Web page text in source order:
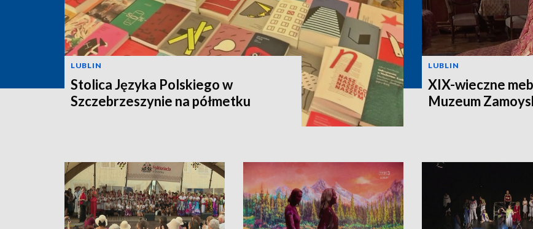
LUBLIN
Stolica Języka Polskiego w
Szczebrzeszynie na półmetku
LUBLIN
XIX-wieczne
Muzeum